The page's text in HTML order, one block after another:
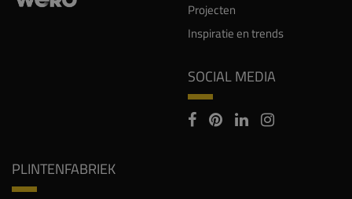
Projecten
Inspiratie en trends
SOCIAL MEDIA
PLINTENFABRIEK